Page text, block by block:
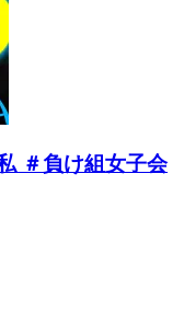
＃負け組女子会